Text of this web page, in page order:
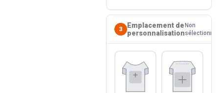
3
Emplacement de
personnalisation
Non
sélectionné